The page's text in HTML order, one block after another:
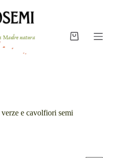
Carrello
e cavolfiori semi